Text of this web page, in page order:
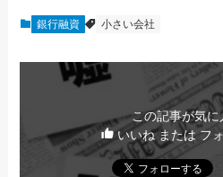
銀行融資 小さい会社
この記事が気に
いいね または フ